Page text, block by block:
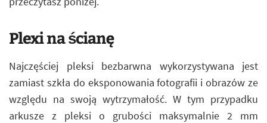
Plexi na ścianę
Najczęściej pleksi bezbarwna wykorzystywana jest
zamiast szkła do eksponowania fotografii i obrazów ze
względu na swoją wytrzymałość. W tym przypadku
arkusze z pleksi o grubości maksymalnie 2 mm